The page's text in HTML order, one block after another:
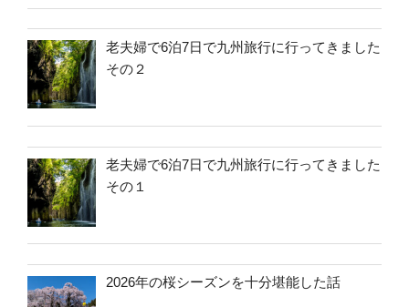
老夫婦で6泊7日で九州旅行に行ってきました
その２
老夫婦で6泊7日で九州旅行に行ってきました
その１
2026年の桜シーズンを十分堪能した話